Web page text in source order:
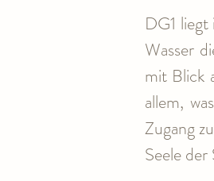
DG1
Wasser
mit Blick
allem,
Zugang
Seele der